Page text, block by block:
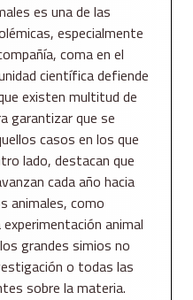
es una de las
especialmente
coma en el
científica defiende
existen multitud de
garantizar que se
casos en los que
lado, destacan que
cada año hacia
animales, como
animal
grandes simios no
o todas las
sobre la materia.